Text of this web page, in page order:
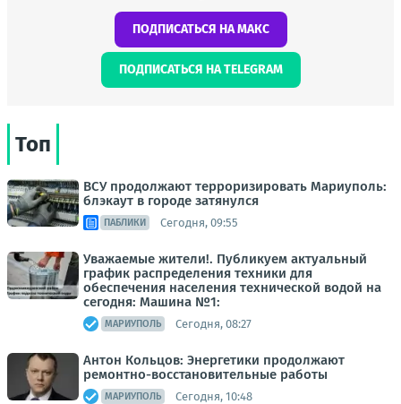
ПОДПИСАТЬСЯ НА МАКС
ПОДПИСАТЬСЯ НА TELEGRAM
Топ
ВСУ продолжают терроризировать Мариуполь:
блэкаут в городе затянулся
ПАБЛИКИ Сегодня, 09:55
Уважаемые жители!. Публикуем актуальный
график распределения техники для
обеспечения населения технической водой на
сегодня: Машина №1:
МАРИУПОЛЬ Сегодня, 08:27
Антон Кольцов: Энергетики продолжают
ремонтно-восстановительные работы
МАРИУПОЛЬ Сегодня, 10:48